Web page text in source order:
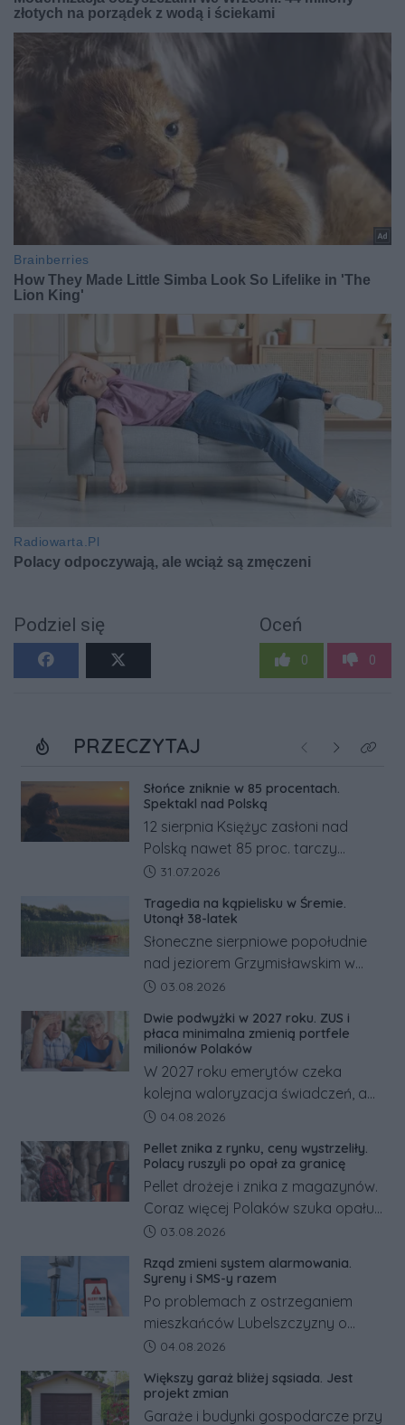
Podziel się Oceń
0 0
PRZECZYTAJ Poprzednie
NastępneKliknij
Słońce zniknie w 85 procentach.
Spektakl nad Polską
12 sierpnia Księżyc zasłoni nad
Polską nawet 85 proc. tarczy
Słońca. Największe zaćmienie od 27
zachodem.
Data dodania artykułu:
31.07.2026
Tragedia na kąpielisku w Śremie.
Utonął 38-latek
Słoneczne sierpniowe popołudnie
nad jeziorem Grzymisławskim w
powiecie śremskim zakończyło się
odwrócić nawet natychmiastowe
działania służb ratunkowych.
Data dodania artykułu:
03.08.2026
Dwie podwyżki w 2027 roku. ZUS i
płaca minimalna zmienią portfele
milionów Polaków
W 2027 roku emerytów czeka
kolejna waloryzacja świadczeń, a
pracowników podwyżka płacy
tym zmianom zyskają.
Data dodania artykułu:
04.08.2026
Pellet znika z rynku, ceny wystrzeliły.
Polacy ruszyli po opał za granicę
Pellet drożeje i znika z magazynów.
Coraz więcej Polaków szuka opału
za granicą, gdzie bywa nawet
Co się dzieje?
Data dodania artykułu:
03.08.2026
Rząd zmieni system alarmowania.
Syreny i SMS-y razem
Po problemach z ostrzeganiem
mieszkańców Lubelszczyzny o
rosyjskim zagrożeniu rząd
alarmowych, alertów RCB i aplikacji
w jeden system.
Data dodania artykułu:
04.08.2026
Większy garaż bliżej sąsiada. Jest
projekt zmian
Garaże i budynki gospodarcze przy